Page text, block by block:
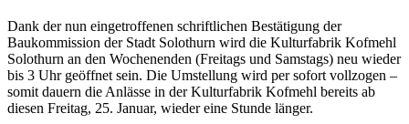
Dank der nun eingetroffenen schriftlichen Bestätigung der
Baukommission der Stadt Solothurn wird die Kulturfabrik Kofmehl
Solothurn an den Wochenenden (Freitags und Samstags) neu wieder
bis 3 Uhr geöffnet sein. Die Umstellung wird per sofort vollzogen –
somit dauern die Anlässe in der Kulturfabrik Kofmehl bereits ab
diesen Freitag, 25. Januar, wieder eine Stunde länger.